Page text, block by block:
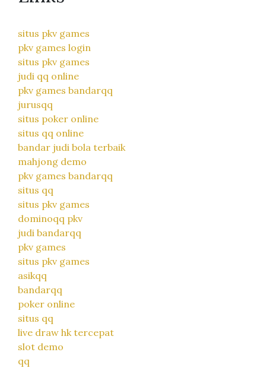
situs pkv games
pkv games login
situs pkv games
judi qq online
pkv games bandarqq
jurusqq
situs poker online
situs qq online
bandar judi bola terbaik
mahjong demo
pkv games bandarqq
situs qq
situs pkv games
dominoqq pkv
judi bandarqq
pkv games
situs pkv games
asikqq
bandarqq
poker online
situs qq
live draw hk tercepat
slot demo
qq